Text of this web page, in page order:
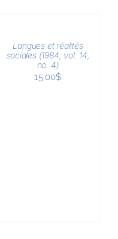
DÉTAILS
Langues et réalités
sociales (1984, vol. 14,
no. 4)
15.00$